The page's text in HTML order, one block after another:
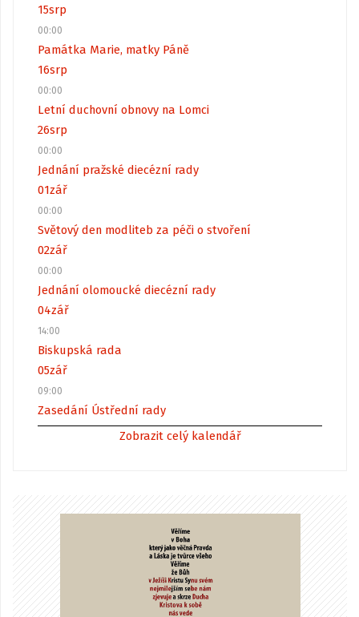
15srp
00:00
Památka Marie, matky Páně
16srp
00:00
Letní duchovní obnovy na Lomci
26srp
00:00
Jednání pražské diecézní rady
01zář
00:00
Světový den modliteb za péči o stvoření
02zář
00:00
Jednání olomoucké diecézní rady
04zář
14:00
Biskupská rada
05zář
09:00
Zasedání Ústřední rady
Zobrazit celý kalendář